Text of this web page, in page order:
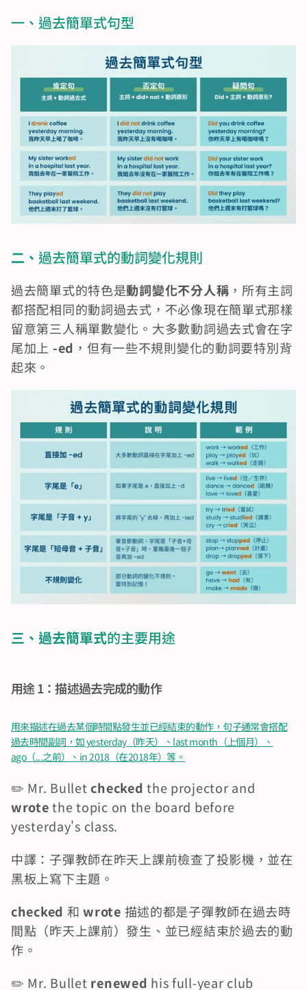
一、過去簡單式句型
二、 過去簡單式的動詞變化規則
過去簡單式的特色是動詞變化不分人稱 ，所有主詞
都搭配相同的動詞過去式，不必像現在簡單式那樣
留意第三人稱單數變化。大多數動詞過去式會在字
尾加上 -ed ，但有一些不規則變化的動詞要特別背
起來。
三、過去簡單式的主要用途
用途 1：描述過去完成的動作
用來描述在過去某個時間點發生並已經結束的動作，句子通常會搭配
過去時間副詞，如 yesterday（昨天）、last month（上個月）、
ago（...之前）、in 2018（在2018年）等。
✏️ Mr. Bullet checked
wrote the topic on the board before
yesterday's class.
中譯：子彈教師在昨天上課前檢查了投影機，並在
黑板上寫下主題。
checked 和 wrote 描述的都是子彈教師在過去時
間點（昨天上課前）發生、並已經結束於過去的動
作。
✏️ Mr. Bullet renewed his full-year club